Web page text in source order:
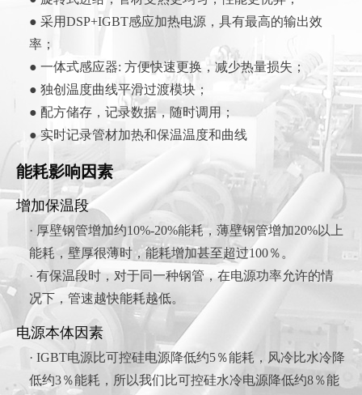
● 采用DSP+IGBT感应加热电源，具有最高的输出效
率；
● 一体式感应器: 方便快速更换，减少热量损失；
● 独创温度曲线平滑过渡模块；
● 配方储存，记录数据，随时调用；
● 实时记录管材加热和保温温度和曲线
能耗影响因素
增加保温段
· 厚壁钢管增加约10%-20%能耗，薄壁钢管增加20%以上
能耗，壁厚很薄时，能耗增加甚至超过100％。
· 有保温段时，对于同一种钢管，在电源功率允许的情
况下，管速越快能耗越低。
电源本体因素
· IGBT电源比可控硅电源降低约5％能耗，风冷比水冷降
低约3％能耗，所以我们比可控硅水冷电源降低约8％能